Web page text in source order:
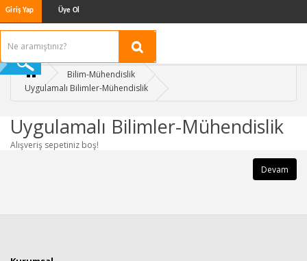
Giriş Yap Üye Ol
Bilim-Mühendislik
Uygulamalı Bilimler-Mühendislik
Uygulamalı Bilimler-Mühendislik
Alışveriş sepetiniz boş!
Devam